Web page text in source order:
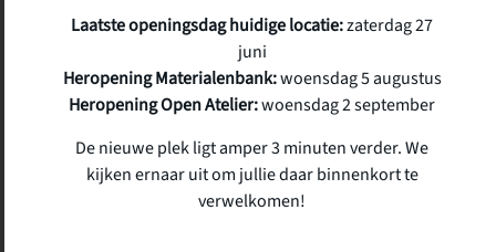
(rotswol)
geluidsisolatie
Geschikt voor
toepassingen
waarbij een
Laatste openingsdag huidige locatie:zaterdag 27
juni
Heropening Materialenbank:woensdag 5 augustus
Heropening Open Atelier:woensdag 2 september
De nieuwe plek ligt amper 3 minuten verder. We
kijken ernaar uit om jullie daar binnenkort te
verwelkomen!